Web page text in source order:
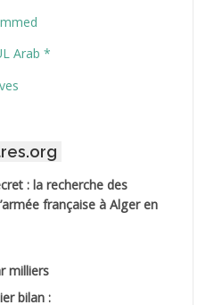
Kaddour
Coiffeur
Arab *
: la recherche des
française à Alger en
milliers
bilan :